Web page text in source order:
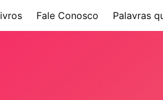
Fale Conosco Palavras